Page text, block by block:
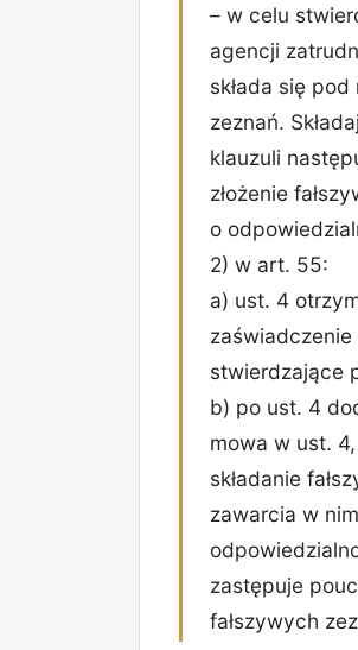
– w celu
agencji
składa się
zeznań.
klauzuli
złożenie
o
2) w art. 55:
a) ust. 4
stwierdzające
b) po ust. 4
mowa w ust.
składanie
zawarcia w
zastępuje
fałszywych